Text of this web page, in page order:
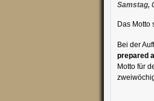
Samstag,
Das Motto
Bei der
prepared
Motto für